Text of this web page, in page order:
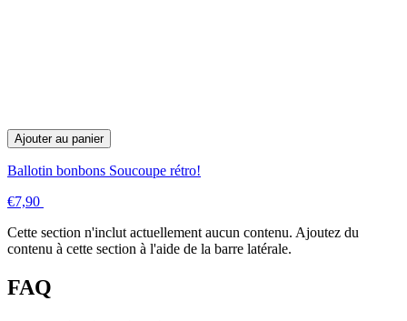
Ajouter au panier
Ballotin bonbons Soucoupe rétro!
€7,90
Cette section n'inclut actuellement aucun contenu. Ajoutez du
contenu à cette section à l'aide de la barre latérale.
FAQ